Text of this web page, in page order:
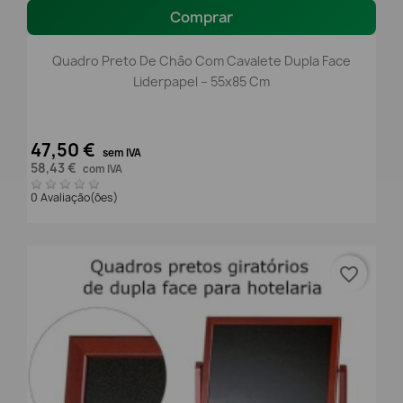
Comprar
Quadro Preto De Chão Com Cavalete Dupla Face
Liderpapel – 55x85 Cm
47,50 € sem IVA
58,43 € com IVA
0 Avaliação(ões)
favorite_border